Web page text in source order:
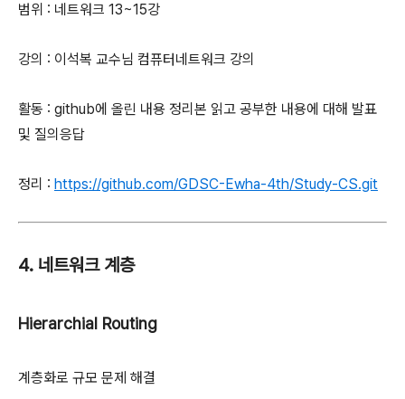
범위 : 네트워크 13~15강
강의 : 이석복 교수님 컴퓨터네트워크 강의
활동 : github에 올린 내용 정리본 읽고 공부한 내용에 대해 발표
및 질의응답
정리 : https://github.com/GDSC-Ewha-4th/Study-CS.git
4. 네트워크 계층
Hierarchial Routing
계층화로 규모 문제 해결